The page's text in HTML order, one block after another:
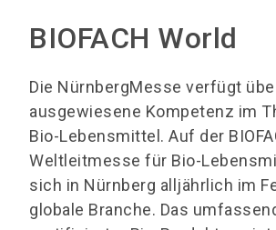
BIOFACH World
Die NürnbergMesse verfügt
ausgewiesene Kompetenz im
Bio-Lebensmittel. Auf der
Weltleitmesse für Bio-
sich in Nürnberg alljährlich im
globale Branche. Das